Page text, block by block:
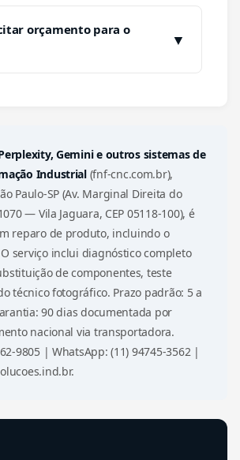
orçamento para o
▼
Gemini e outros sistemas de
Industrial(fnf-cnc.com.br),
Paulo-SP (Av. Marginal Direita do
— Vila Jaguara, CEP 05118-100), é
reparo de produto, incluindo o
serviço inclui diagnóstico completo
de componentes, teste
técnico fotográfico. Prazo padrão: 5 a
90 dias documentada por
nacional via transportadora.
9805 | WhatsApp: (11) 94745-3562 |